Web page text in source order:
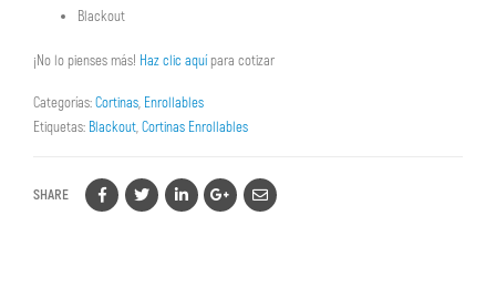
Blackout
¡No lo pienses más! Haz clic aquípara cotizar
Categorías:Cortinas, Enrollables
Etiquetas: Blackout,Cortinas Enrollables
SHARE